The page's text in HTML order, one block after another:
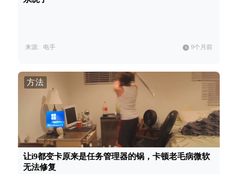
来源: 电手 9个月前
方法
让i9都变卡原来是任务管理器的锅，卡顿老毛病微软
无法修复